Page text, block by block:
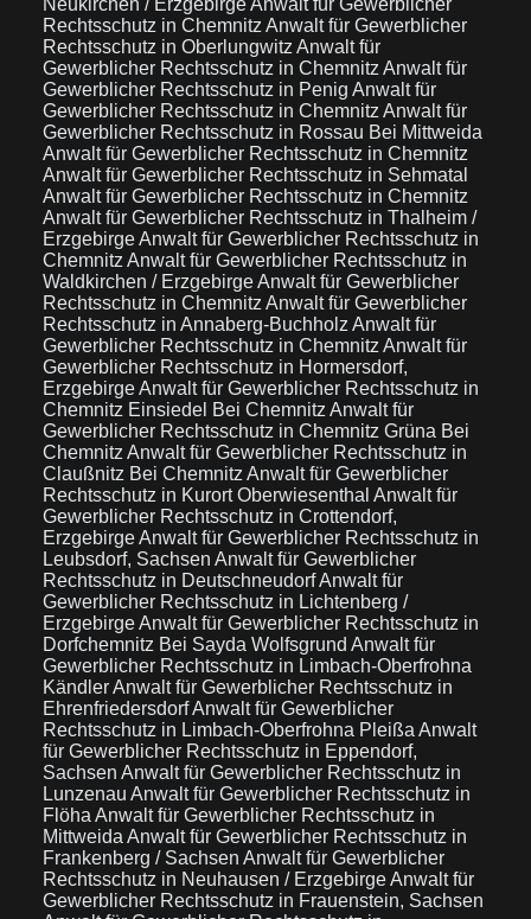
Neukirchen / ErzgebirgeAnwalt für Gewerblicher
Rechtsschutz in Chemnitz Anwalt für Gewerblicher
Rechtsschutz in Oberlungwitz Anwalt für
Gewerblicher Rechtsschutz in Chemnitz Anwalt für
Gewerblicher Rechtsschutz in Penig Anwalt für
Gewerblicher Rechtsschutz in Chemnitz Anwalt für
Gewerblicher Rechtsschutz in Rossau Bei Mittweida
Anwalt für Gewerblicher Rechtsschutz in Chemnitz
Anwalt für Gewerblicher Rechtsschutz in Sehmatal
Anwalt für Gewerblicher Rechtsschutz in Chemnitz
Anwalt für Gewerblicher Rechtsschutz in Thalheim /
ErzgebirgeAnwalt für Gewerblicher Rechtsschutz in
Chemnitz Anwalt für Gewerblicher Rechtsschutz in
Waldkirchen / ErzgebirgeAnwalt für Gewerblicher
Rechtsschutz in Chemnitz Anwalt für Gewerblicher
Rechtsschutz in Annaberg-Buchholz Anwalt für
Gewerblicher Rechtsschutz in Chemnitz Anwalt für
Gewerblicher Rechtsschutz in Hormersdorf,
ErzgebirgeAnwalt für Gewerblicher Rechtsschutz in
Chemnitz Einsiedel Bei Chemnitz Anwalt für
Gewerblicher Rechtsschutz in Chemnitz Grüna Bei
Chemnitz Anwalt für Gewerblicher Rechtsschutz in
Claußnitz Bei Chemnitz Anwalt für Gewerblicher
Rechtsschutz in Kurort Oberwiesenthal Anwalt für
Gewerblicher Rechtsschutz in Crottendorf,
ErzgebirgeAnwalt für Gewerblicher Rechtsschutz in
Leubsdorf, Sachsen Anwalt für Gewerblicher
Rechtsschutz in DeutschneudorfAnwalt für
Gewerblicher Rechtsschutz in Lichtenberg /
ErzgebirgeAnwalt für Gewerblicher Rechtsschutz in
Dorfchemnitz Bei Sayda Wolfsgrund Anwalt für
Gewerblicher Rechtsschutz in Limbach-Oberfrohna
KändlerAnwalt für Gewerblicher Rechtsschutz in
EhrenfriedersdorfAnwalt für Gewerblicher
Rechtsschutz in Limbach-Oberfrohna Pleißa Anwalt
für Gewerblicher Rechtsschutz in Eppendorf,
Sachsen Anwalt für Gewerblicher Rechtsschutz in
Lunzenau Anwalt für Gewerblicher Rechtsschutz in
Flöha Anwalt für Gewerblicher Rechtsschutz in
Mittweida Anwalt für Gewerblicher Rechtsschutz in
Frankenberg / Sachsen Anwalt für Gewerblicher
Rechtsschutz in Neuhausen / ErzgebirgeAnwalt für
Gewerblicher Rechtsschutz in Frauenstein, Sachsen